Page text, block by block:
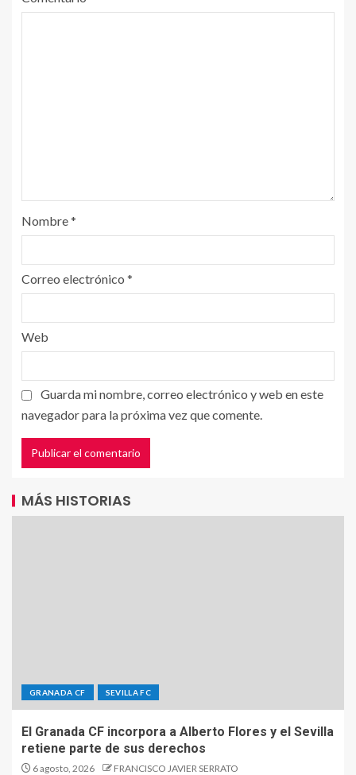
Nombre*
Correo electrónico *
Web
Guarda mi nombre, correo electrónico y web en este
navegador para la próxima vez que comente.
MÁS HISTORIAS
GRANADA CF SEVILLA FC
El Granada CF incorpora a Alberto Flores y el Sevilla
retiene parte de sus derechos
6 agosto, 2026 FRANCISCO JAVIER SERRATO